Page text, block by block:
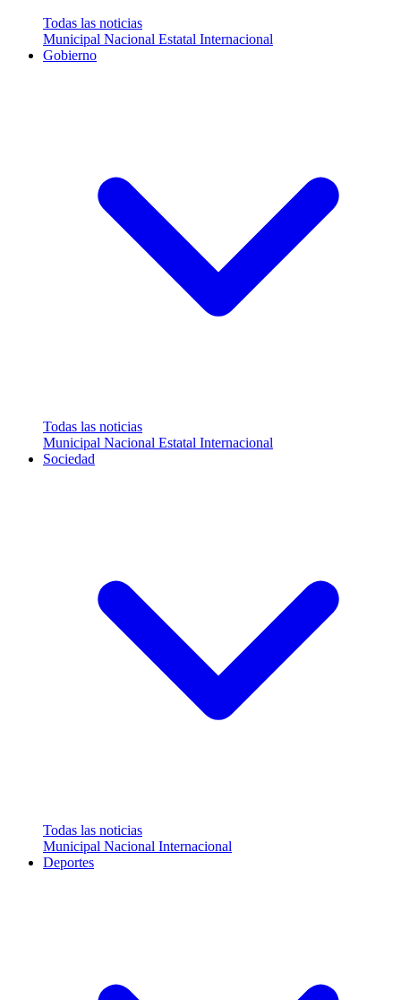
Todas las noticias
Municipal Nacional Estatal Internacional
Gobierno
Todas las noticias
Municipal Nacional Estatal Internacional
Sociedad
Todas las noticias
Municipal Nacional Internacional
Deportes